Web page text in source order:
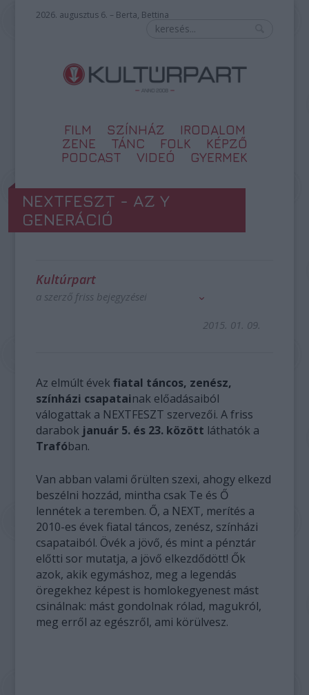
2026. augusztus 6. – Berta, Bettina
FILM SZÍNHÁZ
IRODALOM
ZENE
TÁNC FOLK
KÉPZŐ
PODCAST
VIDEÓ GYERMEK
NEXTFESZT - AZ Y
GENERÁCIÓ
Kultúrpart
a szerző friss bejegyzései
2015. 01. 09.
Az elmúlt évekfiatal táncos, zenész,
színházi csapatainak előadásaiból
válogattak a NEXTFESZT szervezői. A friss
darabok január 5. és 23. között láthatók a
Trafóban.
Van abban valami őrülten szexi, ahogy elkezd
beszélni hozzád, mintha csak Te és Ő
lennétek a teremben. Ő, a NEXT, merítés a
2010-es évek fiatal táncos, zenész, színházi
csapataiból. Övék a jövő, és mint a pénztár
előtti sor mutatja, a jövő elkezdődött! Ők
azok, akik egymáshoz, meg a legendás
öregekhez képest is homlokegyenest mást
csinálnak: mást gondolnak rólad, magukról,
meg erről az egészről, ami körülvesz.